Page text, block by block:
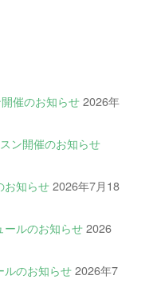
催のお知らせ 2026年
ン開催のお知らせ
お知らせ 2026年7月18
ールのお知らせ 2026
ルのお知らせ 2026年7